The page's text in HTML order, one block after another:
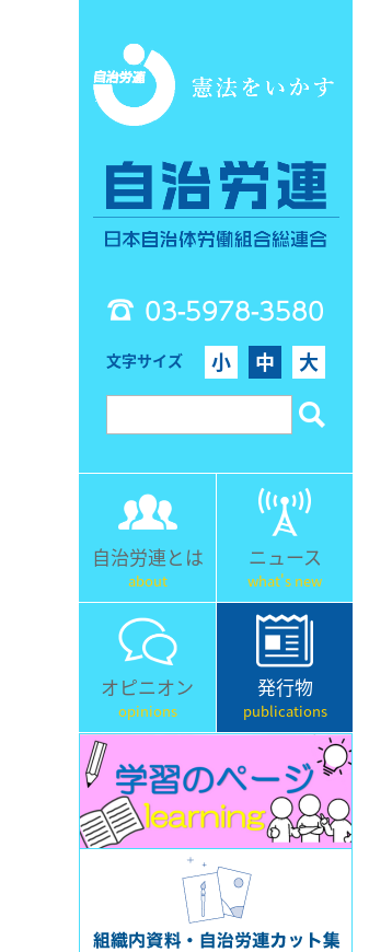
03-5978-3580
文字サイズ 小 中 大
自治労連とは
about
ニュース
what's new
オピニオン
opinions
発行物
publications